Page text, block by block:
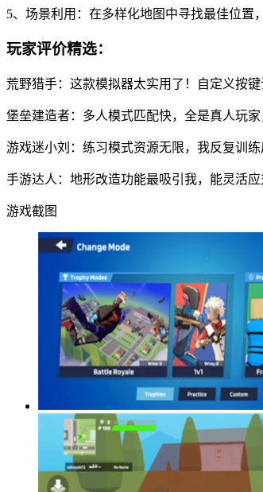
5、场景利用：在多样化地图中寻找最佳位置
玩家评价精选：
荒野猎手：这款模拟器太实用了！自定义按
堡垒建造者：多人模式匹配快，全是真人玩家
游戏迷小刘：练习模式资源无限，我反复训练
手游达人：地形改造功能最吸引我，能灵活应
游戏截图